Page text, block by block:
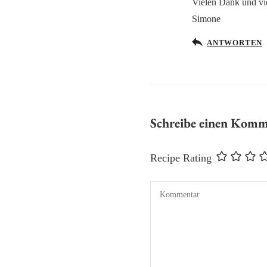
Vielen Dank und
Simone
ANTWORTEN
Schreibe einen
Recipe Rating